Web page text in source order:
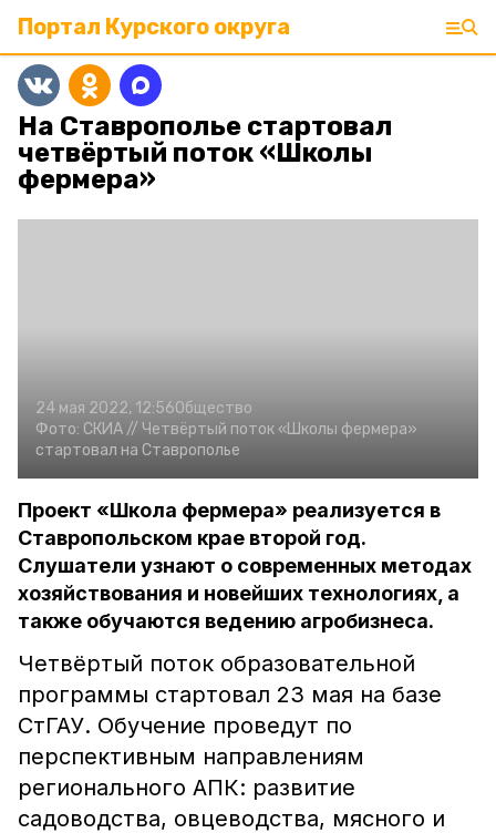
Портал Курского округа
На Ставрополье стартовал
четвёртый поток «Школы
фермера»
24 мая 2022, 12:56Общество
Фото: СКИА // Четвёртый поток «Школы фермера»
стартовал на Ставрополье
Проект «Школа фермера» реализуется в
Ставропольском крае второй год.
Слушатели узнают о современных методах
хозяйствования и новейших технологиях, а
также обучаются ведению агробизнеса.
Четвёртый поток образовательной
программы стартовал 23 мая на базе
СтГАУ. Обучение проведут по
перспективным направлениям
регионального АПК: развитие
садоводства, овцеводства, мясного и